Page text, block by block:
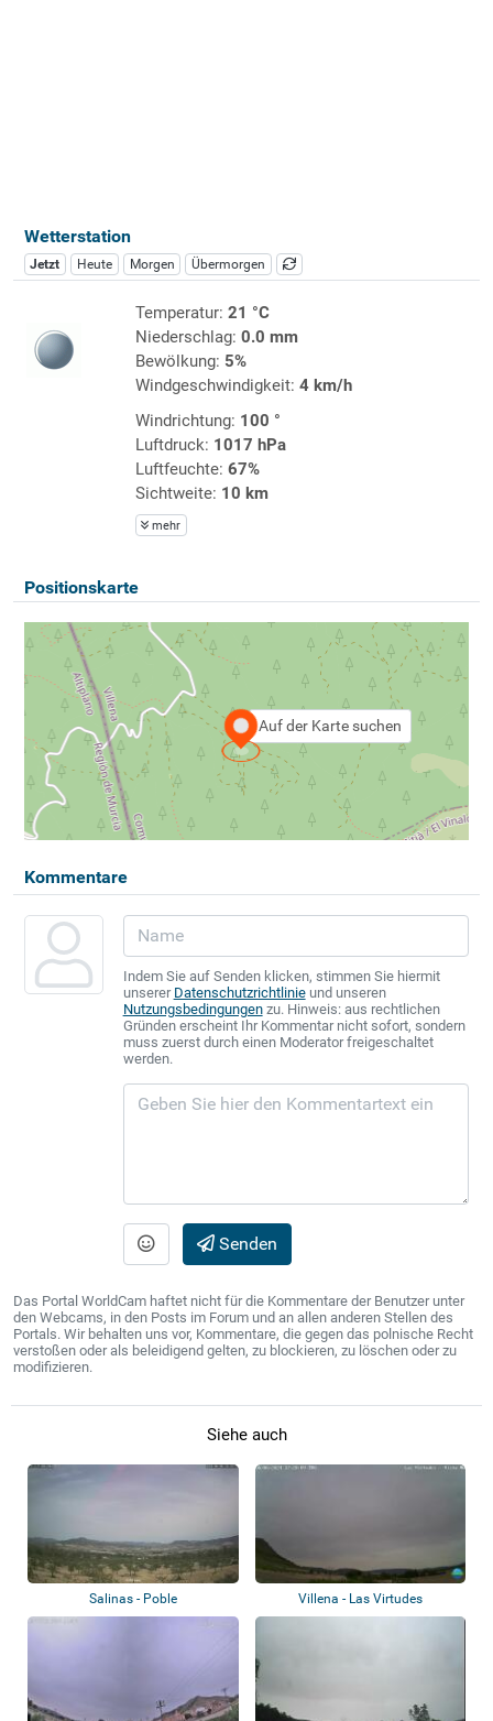
Wetterstation
Jetzt Heute Morgen Übermorgen
Temperatur: 21 °C
Niederschlag: 0.0 mm
Bewölkung: 5%
Windgeschwindigkeit: 4 km/h
Windrichtung: 100 °
Luftdruck: 1017 hPa
Luftfeuchte: 67%
Sichtweite: 10 km
mehr
Positionskarte
Auf der Karte suchen
Kommentare
Indem Sie auf Senden klicken, stimmen Sie hiermit
unserer Datenschutzrichtlinieund unseren
Nutzungsbedingungenzu. Hinweis: aus rechtlichen
Gründen erscheint Ihr Kommentar nicht sofort, sondern
muss zuerst durch einen Moderator freigeschaltet
werden.
Senden
Das Portal WorldCam haftet nicht für die Kommentare der Benutzer unter
den Webcams, in den Posts im Forum und an allen anderen Stellen des
Portals. Wir behalten uns vor, Kommentare, die gegen das polnische Recht
verstoßen oder als beleidigend gelten, zu blockieren, zu löschen oder zu
modifizieren.
Siehe auch
Salinas - Poble Villena - Las Virtudes